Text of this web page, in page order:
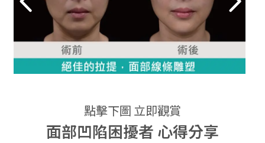
點擊下圖 立即觀賞
面部凹陷困擾者 心得分享